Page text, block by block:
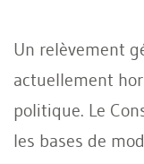
Un relèvement
actuellement
politique. Le
les bases de